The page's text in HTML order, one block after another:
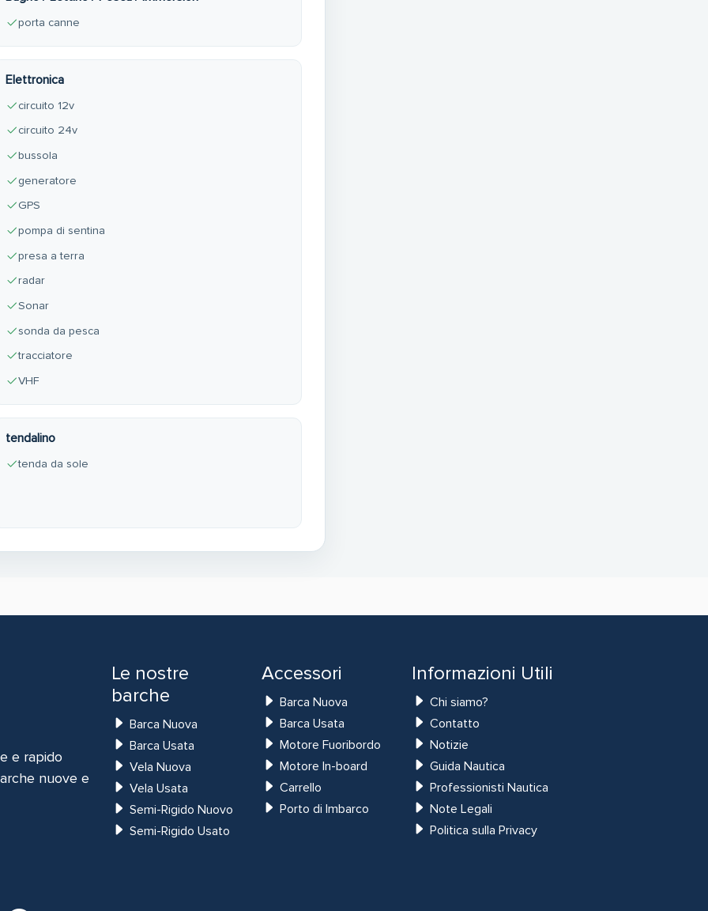
porta canne
Elettronica
circuito 12v
circuito 24v
bussola
generatore
GPS
pompa di sentina
presa a terra
radar
Sonar
sonda da pesca
tracciatore
VHF
tendalino
tenda da sole
e rapido
nuove e
Le nostre
barche
Barca Nuova
Barca Usata
Vela Nuova
Vela Usata
Semi-Rigido Nuovo
Semi-Rigido Usato
Accessori
Barca Nuova
Barca Usata
Motore Fuoribordo
Motore In-board
Carrello
Porto di Imbarco
Informazioni Utili
Chi siamo?
Contatto
Notizie
Guida Nautica
Professionisti Nautica
Note Legali
Politica sulla Privacy